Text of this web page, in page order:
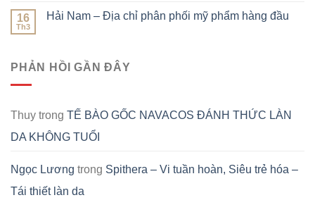
16
Th3
Hải Nam – Địa chỉ phân phối mỹ phẩm hàng đầu
PHẢN HỒI GẦN ĐÂY
Thuy trong TẾ BÀO GỐC NAVACOS ĐÁNH THỨC LÀN
DA KHÔNG TUỔI
Ngọc Lương trong Spithera – Vi tuần hoàn, Siêu trẻ hóa –
Tái thiết làn da